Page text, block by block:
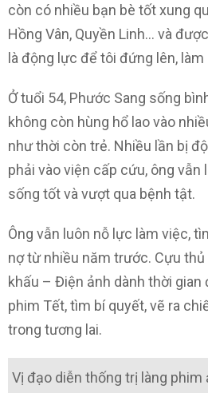
còn có nhiều bạn bè tốt xung
Hồng Vân, Quyền Linh… và
là động lực để tôi đứng lên, làm
Ở tuổi 54, Phước Sang sống
không còn hùng hổ lao vào
như thời còn trẻ. Nhiều lần bị
phải vào viện cấp cứu, ông vẫn
sống tốt và vượt qua bệnh tật.
Ông vẫn luôn nỗ lực làm việc,
nợ từ nhiều năm trước. Cựu thủ
khấu – Điện ảnh dành thời gian
phim Tết, tìm bí quyết, vẽ ra
trong tương lai.
Vị đạo diễn thống trị làng phim